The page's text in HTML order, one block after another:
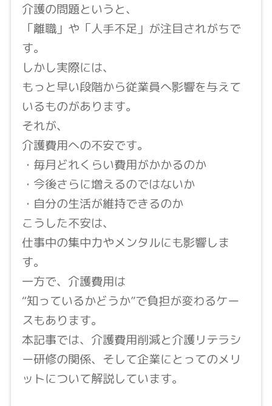
介護の問題というと、
「離職」や「人手不足」が注目されがちで
す。
しかし実際には、
もっと早い段階から従業員へ影響を与えて
いるものがあります。
それが、
介護費用への不安です。
・毎月どれくらい費用がかかるのか
・今後さらに増えるのではないか
・自分の生活が維持できるのか
こうした不安は、
仕事中の集中力やメンタルにも影響しま
す。
一方で、介護費用は
“知っているかどうか”で負担が変わるケー
スもあります。
本記事では、介護費用削減と介護リテラシ
ー研修の関係、そして企業にとってのメリ
ットについて解説しています。